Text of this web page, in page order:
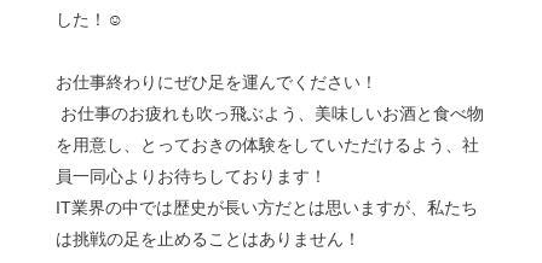
した！☺︎
お仕事終わりにぜひ足を運んでください！
お仕事のお疲れも吹っ飛ぶよう、美味しいお酒と食べ物
を用意し、とっておきの体験をしていただけるよう、社
員一同心よりお待ちしております！
IT業界の中では歴史が長い方だとは思いますが、私たち
は挑戦の足を止めることはありません！